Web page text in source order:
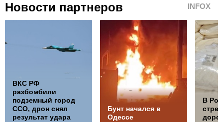
Новости партнеров INFOX
ВКС РФ
разбомбили
подземный город
ССО, дрон снял
результат удара
Бунт начался в
Одессе
В